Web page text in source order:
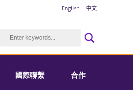
English 中文
國際聯繫 合作